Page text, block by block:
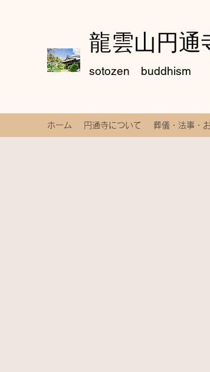
龍雲山円通
sotozen buddhism
ホーム 円通寺について 葬儀・法事・